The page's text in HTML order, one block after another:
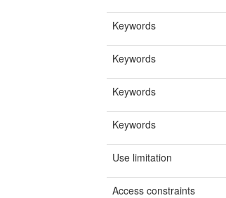
Keywords
Keywords
Keywords
Keywords
Use limitation
Access constraints